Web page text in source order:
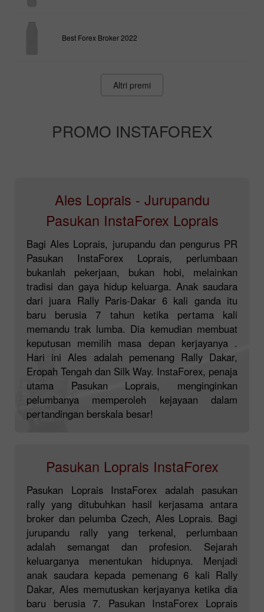
Best Forex Broker 2022
Altri premi
PROMO INSTAFOREX
Ales Loprais - Jurupandu
Pasukan InstaForex Loprais
Bagi Ales Loprais, jurupandu dan pengurus PR
Pasukan InstaForex Loprais, perlumbaan
bukanlah pekerjaan, bukan hobi, melainkan
tradisi dan gaya hidup keluarga. Anak saudara
dari juara Rally Paris-Dakar 6 kali ganda itu
baru berusia 7 tahun ketika pertama kali
memandu trak lumba. Dia kemudian membuat
keputusan memilih masa depan kerjayanya .
Hari ini Ales adalah pemenang Rally Dakar,
Eropah Tengah dan Silk Way. InstaForex, penaja
utama Pasukan Loprais, menginginkan
pelumbanya memperoleh kejayaan dalam
pertandingan berskala besar!
Pasukan Loprais InstaForex
Pasukan Loprais InstaForex adalah pasukan
rally yang ditubuhkan hasil kerjasama antara
broker dan pelumba Czech, Ales Loprais. Bagi
jurupandu rally yang terkenal, perlumbaan
adalah semangat dan profesion. Sejarah
keluarganya menentukan hidupnya. Menjadi
anak saudara kepada pemenang 6 kali Rally
Dakar, Ales memutuskan kerjayanya ketika dia
baru berusia 7. Pasukan InstaForex Loprais